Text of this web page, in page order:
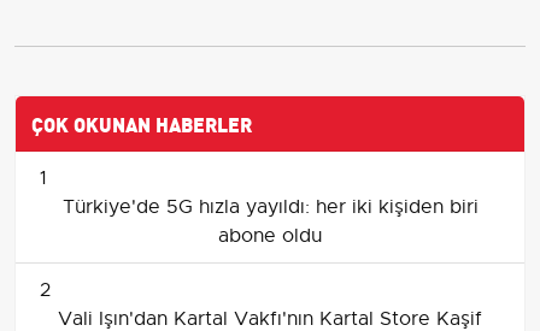
ÇOK OKUNAN HABERLER
1
Türkiye'de 5G hızla yayıldı: her iki kişiden biri
abone oldu
2
Vali Işın'dan Kartal Vakfı'nın Kartal Store Kaşif